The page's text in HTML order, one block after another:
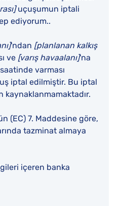
uçuşumun iptali
ediyorum..
'ndan [planlanan kalkış
ve [varış havaalanı]'na
varması
iptal edilmiştir. Bu iptal
(EC) 7. Maddesine göre,
tazminat almaya
içeren banka